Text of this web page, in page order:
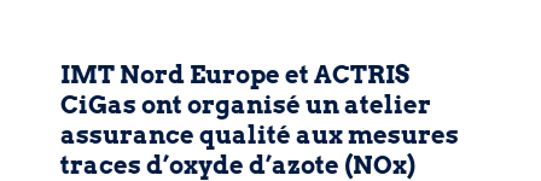
IMT Nord Europe et ACTRIS
CiGas ont organisé un atelier
assurance qualité aux mesures
traces d’oxyde d’azote (NOx)